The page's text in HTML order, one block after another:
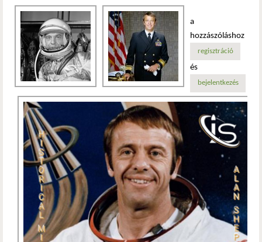
a
hozzászóláshoz
regisztráció
és
bejelentkezés